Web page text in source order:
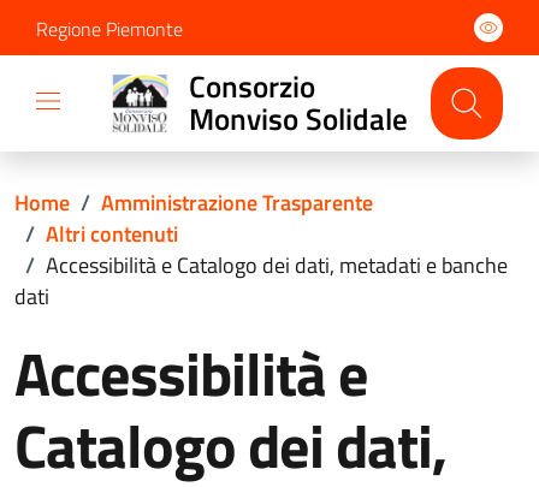
Regione Piemonte
Consorzio
Monviso Solidale
Home / Amministrazione Trasparente
/ Altri contenuti
/ Accessibilità e Catalogo dei dati, metadati e banche
dati
Accessibilità e
Catalogo dei dati,